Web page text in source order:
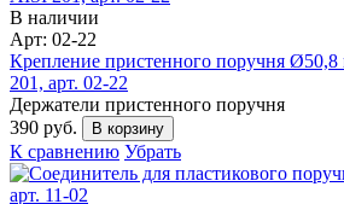
В наличии
Арт: 02-22
Крепление пристенного поручня
201, арт. 02-22
Держатели пристенного поручня
390 руб.
В корзину
К сравнению Убрать